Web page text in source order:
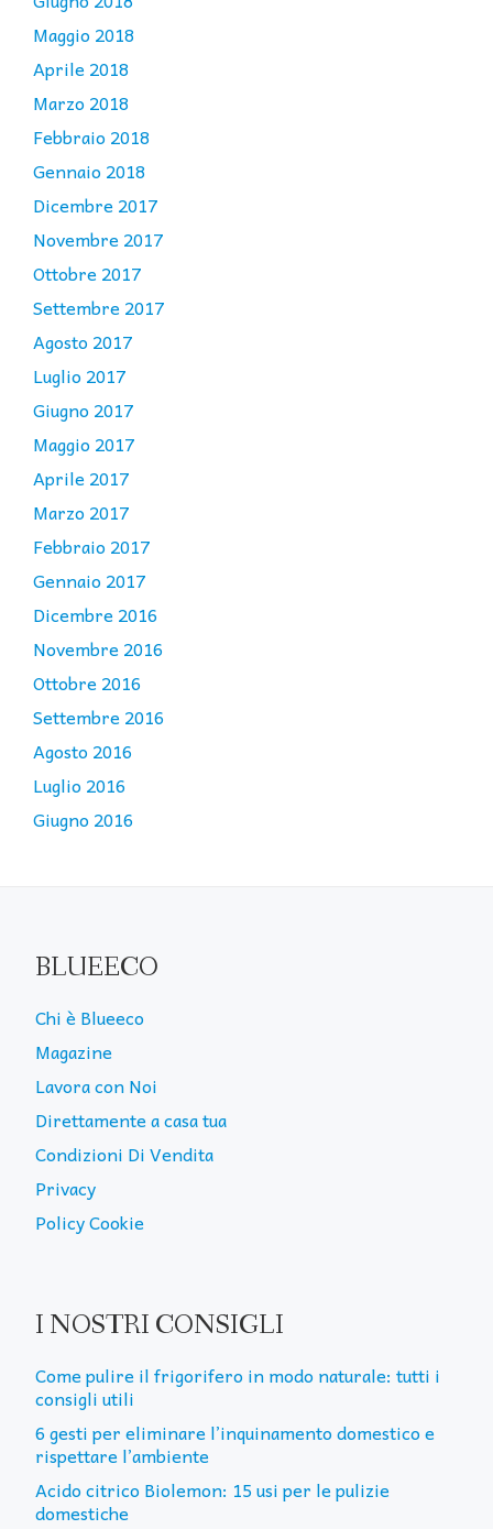
Maggio 2018
Aprile 2018
Marzo 2018
Febbraio 2018
Gennaio 2018
Dicembre 2017
Novembre 2017
Ottobre 2017
Settembre 2017
Agosto 2017
Luglio 2017
Giugno 2017
Maggio 2017
Aprile 2017
Marzo 2017
Febbraio 2017
Gennaio 2017
Dicembre 2016
Novembre 2016
Ottobre 2016
Settembre 2016
Agosto 2016
Luglio 2016
Giugno 2016
BLUEECO
Chi è Blueeco
Magazine
Lavora con Noi
Direttamente a casa tua
Condizioni Di Vendita
Privacy
Policy Cookie
I NOSTRI CONSIGLI
Come pulire il frigorifero in modo naturale: tutti i
consigli utili
6 gesti per eliminare l’inquinamento domestico e
rispettare l’ambiente
Acido citrico Biolemon: 15 usi per le pulizie
domestiche